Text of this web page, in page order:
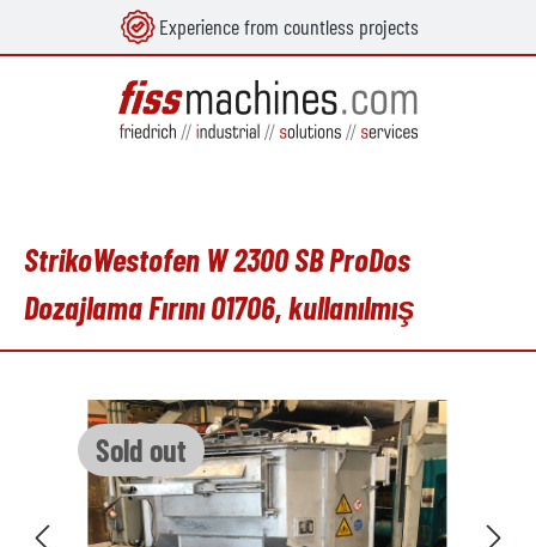
Experience from countless projects
StrikoWestofen W 2300 SB ProDos
Dozajlama Fırını O1706, kullanılmış
Sold out
Skip image gallery